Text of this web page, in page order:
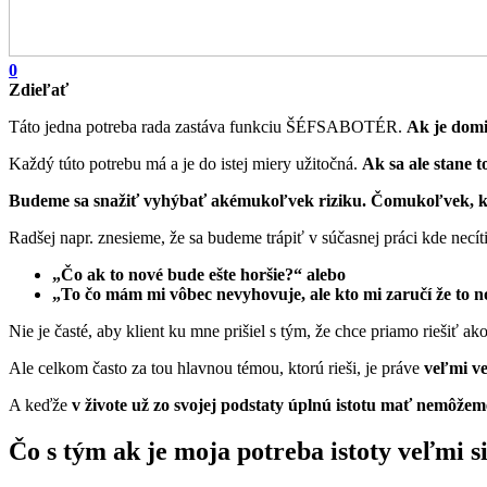
0
Zdieľať
Táto jedna potreba rada zastáva funkciu ŠÉFSABOTÉR. Ak je
Každý túto potrebu má a je do istej miery užitočná. Ak sa ale stane
Budeme sa snažiť vyhýbať akémukoľvek riziku. Čomukoľvek,
Radšej napr. znesieme, že sa budeme trápiť v súčasnej práci kde
„Čo ak to nové bude ešte horšie?“ alebo
„To čo mám mi vôbec nevyhovuje, ale kto mi zaručí že to
Nie je časté, aby klient ku mne prišiel s tým, že chce priamo riešiť
Ale celkom často za tou hlavnou témou, ktorú rieši, je práve veľmi
A keďže v živote už zo svojej podstaty úplnú istotu mať
Čo s tým ak je moja potreba istoty veľmi